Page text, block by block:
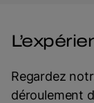
Regardez
déroulement